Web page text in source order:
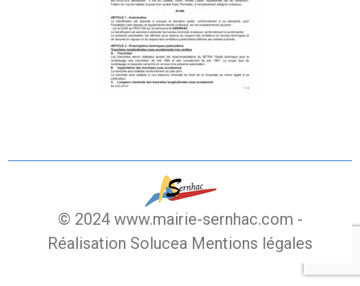
© 2024 www.mairie-sernhac.com -
Réalisation Solucea Mentions légales